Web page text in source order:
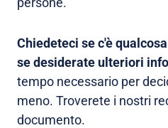
Chiedeteci se c'è
se desiderate ulteriori
tempo necessario per
meno. Troverete i nostri
documento.